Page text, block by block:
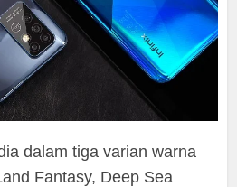
dalam tiga varian warna
Fantasy, Deep Sea